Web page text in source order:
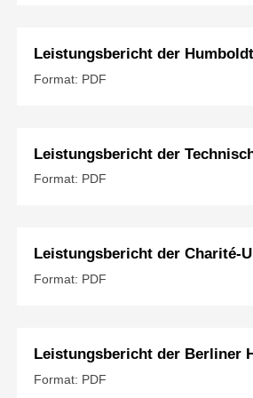
Leistungsbericht der
Format: PDF
Leistungsbericht der
Format: PDF
Leistungsbericht der Charité-
Format: PDF
Leistungsbericht der Berliner
Format: PDF